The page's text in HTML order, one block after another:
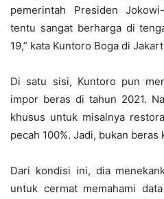
pemerintah Presiden
tentu sangat berharga di
19,” kata Kuntoro Boga di
Di satu sisi, Kuntoro pun
impor beras di tahun 2021.
khusus untuk misalnya
pecah 100%. Jadi, bukan beras
Dari kondisi ini, dia
untuk cermat memahami